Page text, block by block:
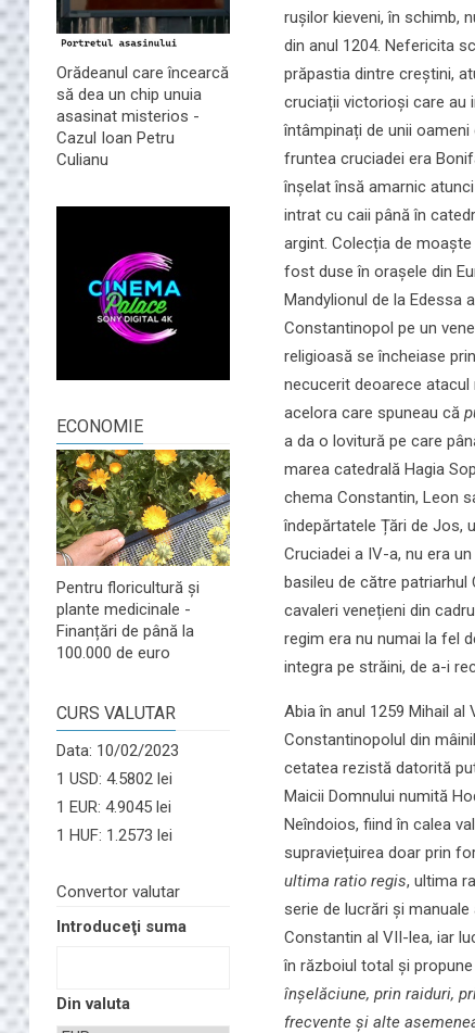
Orădeanul care încearcă
să dea un chip unuia
asasinat misterios -
Cazul Ioan Petru
Culianu
ECONOMIE
Pentru floricultură și
plante medicinale -
Finanțări de până la
100.000 de euro
CURS VALUTAR
Data: 10/02/2023
1 USD: 4.5802 lei
1 EUR: 4.9045 lei
1 HUF: 1.2573 lei
Convertor valutar
Introduceţi suma
Din valuta
rușilor kieveni, în schimb,
din anul 1204. Nefericita
prăpastia dintre creștini,
cruciații victorioși care au
întâmpinați de unii oameni
fruntea cruciadei era
înșelat însă amarnic
intrat cu caii până în
argint. Colecția de
fost duse în orașele din
Mandylionul de la Edessa
Constantinopol pe un
religioasă se încheiase
necucerit deoarece atacul
acelora care spuneau că
a da o lovitură pe care
marea catedrală Hagia
chema Constantin, Leon
îndepărtatele Țări de Jos,
Cruciadei a IV-a, nu era
basileu de către
cavaleri venețieni din
regim era nu numai la fel
integra pe străini, de a-i
Abia în anul 1259 Mihail
Constantinopolul din
cetatea rezistă datorită
Maicii Domnului numită
Neîndoios, fiind în calea
supraviețuirea doar prin
ultima ratio regis, ultima
serie de lucrări și
Constantin al VII-lea, iar
în războiul total și
înșelăciune, prin raiduri,
frecvente și alte